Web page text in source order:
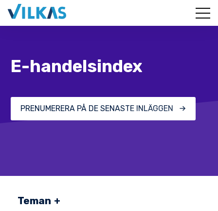
E-handelsindex
PRENUMERERA PÅ DE SENASTE INLÄGGEN
Teman